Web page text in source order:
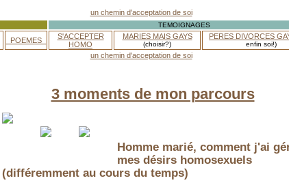
TEMOIGNAGES
_POEMES_
S'ACCEPTER
HOMO
MARIES MAIS GAYS
(choisir?)
PERES DIVORCES
enfin soi!)
3 moments de mon parcours
Homme marié, comment j'ai
mes désirs homosexuels
(différemment au cours du temps)